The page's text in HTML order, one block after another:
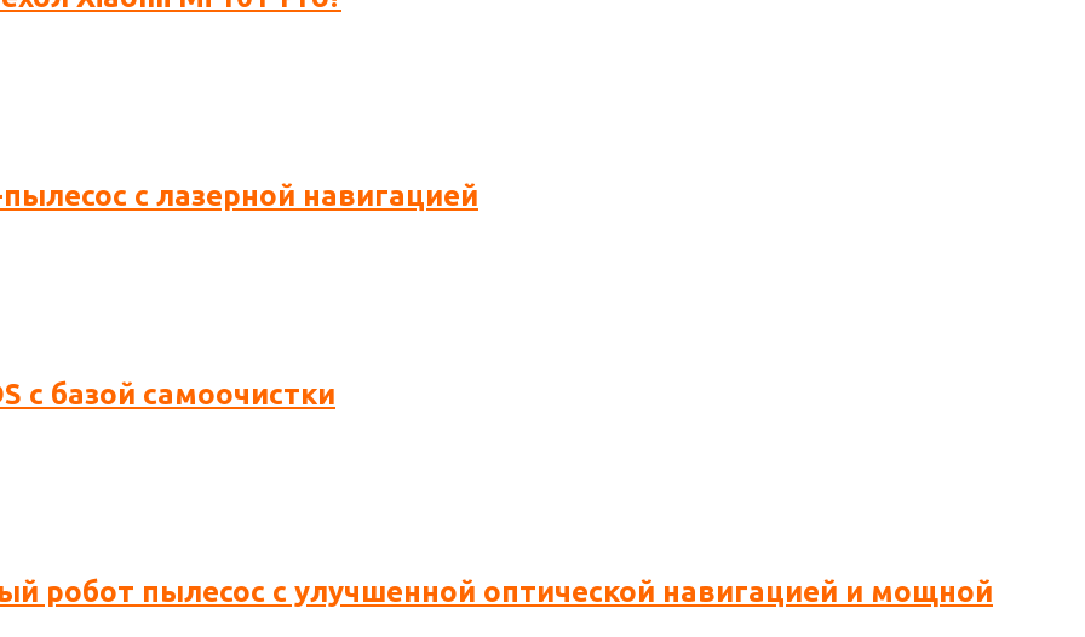
с лазерной навигацией
базой самоочистки
робот пылесос с улучшенной оптической навигацией и мощной